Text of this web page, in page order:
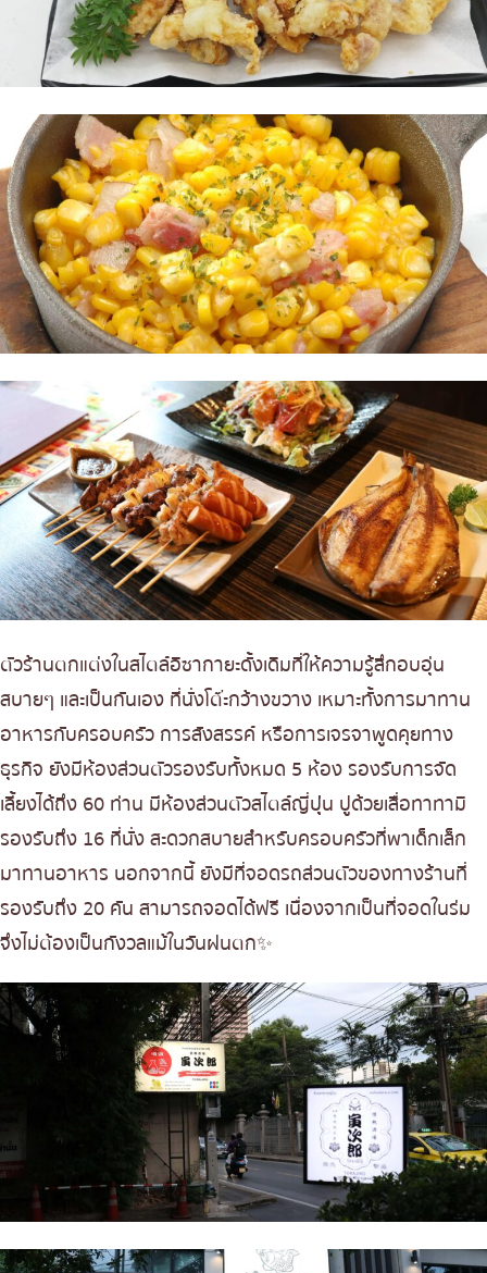
ตัวร้านตกแต่งในสไตล์อิซากายะดั้งเดิมที่ให้ความรู้สึกอบอุ่น
สบายๆ และเป็นกันเอง ที่นั่งโต๊ะกว้างขวาง เหมาะทั้งการมาทาน
อาหารกับครอบครัว การสังสรรค์ หรือการเจรจาพูดคุยทาง
ธุรกิจ ยังมีห้องส่วนตัวรองรับทั้งหมด 5 ห้อง รองรับการจัด
เลี้ยงได้ถึง 60 ท่าน มีห้องส่วนตัวสไตล์ญี่ปุุ่น ปูด้วยเสื่อทาทามิ
รองรับถึง 16 ที่นั่ง สะดวกสบายสำหรับครอบครัวที่พาเด็กเล็ก
มาทานอาหาร นอกจากนี้ ยังมีที่จอดรถส่วนตัวของทางร้านที่
รองรับถึง 20 คัน สามารถจอดได้ฟรี เนื่องจากเป็นที่จอดในร่ม
จึงไม่ต้องเป็นกังวลแม้ในวันฝนตก✨